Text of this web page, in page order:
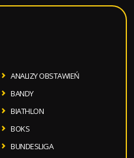
ANALIZY OBSTAWIEŃ
BANDY
BIATHLON
BOKS
BUNDESLIGA